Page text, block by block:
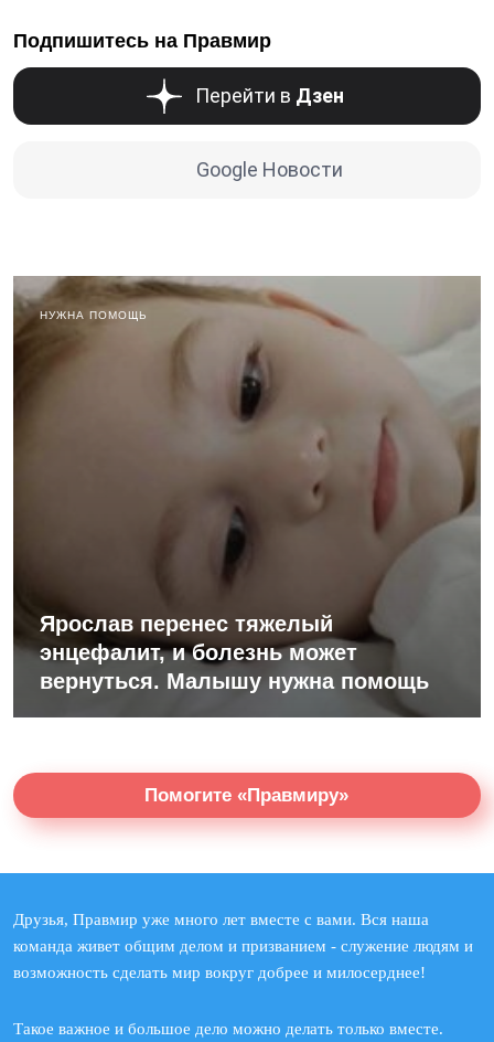
Подпишитесь на Правмир
Перейти в Дзен
Google Новости
НУЖНА ПОМОЩЬ
Ярослав перенес тяжелый
энцефалит, и болезнь может
вернуться. Малышу нужна помощь
Помогите «Правмиру»
Друзья, Правмир уже много лет вместе с вами. Вся наша
команда живет общим делом и призванием - служение людям и
возможность сделать мир вокруг добрее и милосерднее!
Такое важное и большое дело можно делать только вместе.